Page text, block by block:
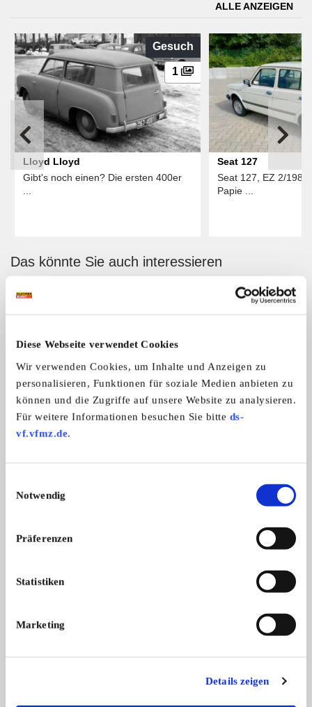
Diese Webseite verwendet Cookies
Wir verwenden Cookies, um Inhalte und Anzeigen zu
personalisieren, Funktionen für soziale Medien anbieten zu
können und die Zugriffe auf unsere Website zu analysieren.
Für weitere Informationen besuchen Sie bitte ds-
vf.vfmz.de.
Notwendig
Präferenzen
Statistiken
Marketing
Details zeigen
ALLE ANZEIGEN
Gesuch
1
Lloyd Lloyd
Gibt's noch einen? Die ersten 400er
Seat 127
Seat 127, EZ 2/
Papie ...
Das könnte Sie auch interessieren
Mercedes-Benz 350 SL
SL ...
Diese Anzeige empfehlen